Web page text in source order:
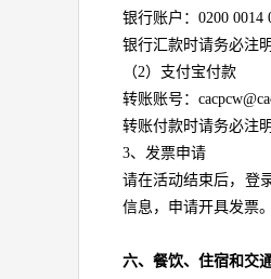
银行账户：0200 0014
银行汇款时请务必注
（2）支付宝付款
转账账号：
转账付款时请务必注
3、发票申请
请在活动结束后，登
信息，申请开具发票。
六、餐饮、住宿和交